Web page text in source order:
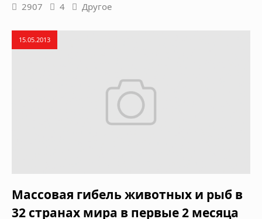
2907 4 Другое
15.05.2013
Массовая гибель животных и рыб в
32 странах мира в первые 2 месяца